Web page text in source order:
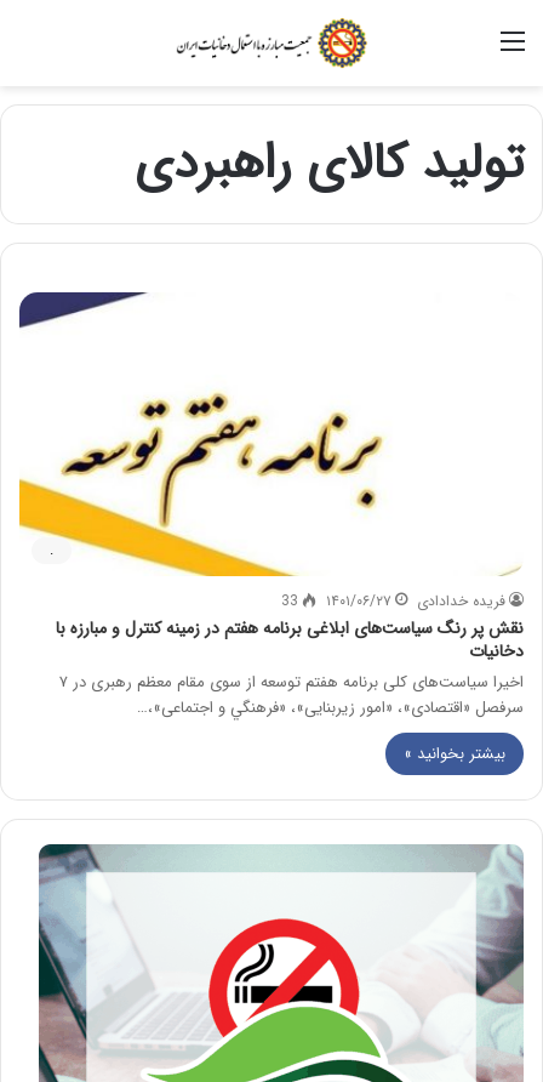
تولید کالای راهبردی
.
فریده خدادادی ۱۴۰۱/۰۶/۲۷ 33
نقش پر رنگ سیاست‌های ابلاغی برنامه هفتم در زمینه کنترل و مبارزه با
دخانیات
اخیرا سیاست‌های کلی برنامه هفتم توسعه از سوی مقام معظم رهبری در ۷
سرفصل «اقتصادی»، «امور زيربنايی»، «فرهنگي و اجتماعی»،…
بیشتر بخوانید »